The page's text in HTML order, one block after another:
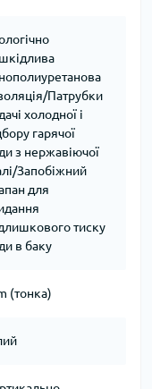
Патрубки
холодної і
гарячої
з нержавіючої
Запобіжний
для
тиску
в баку
(тонка)